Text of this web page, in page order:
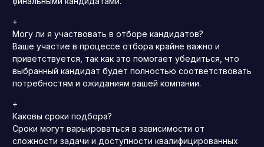
+
Могу ли я участвовать в отборе кандидатов?
Ваше участие в процессе отбора крайне важно и
приветствуется, так как это помогает убедиться, что
выбранный кандидат будет полностью соответствовать
потребностям и ожиданиям вашей компании.
+
Каковы сроки подбора?
Сроки могут варьироваться в зависимости от
сложности задачи и доступности квалифицированных